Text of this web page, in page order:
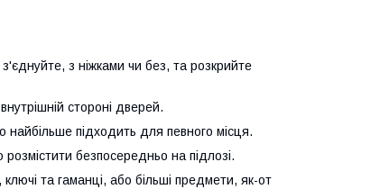
з ніжками чи без, та розкрийте
стороні дверей.
найбільше підходить для певного місця.
безпосередньо на підлозі.
та гаманці, або більші предмети, як-от